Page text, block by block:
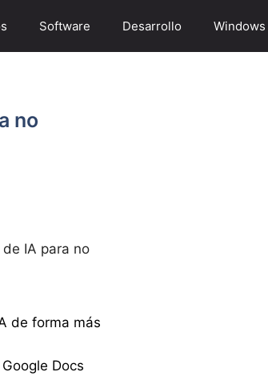
Software Desarrollo Windows
no
IA para no
de forma más
Docs